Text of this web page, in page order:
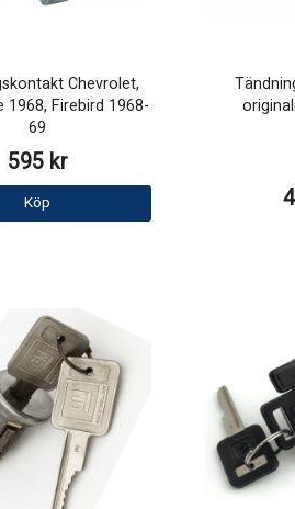
Chevrolet,
1968, Firebird 1968-
69
595 kr
Köp